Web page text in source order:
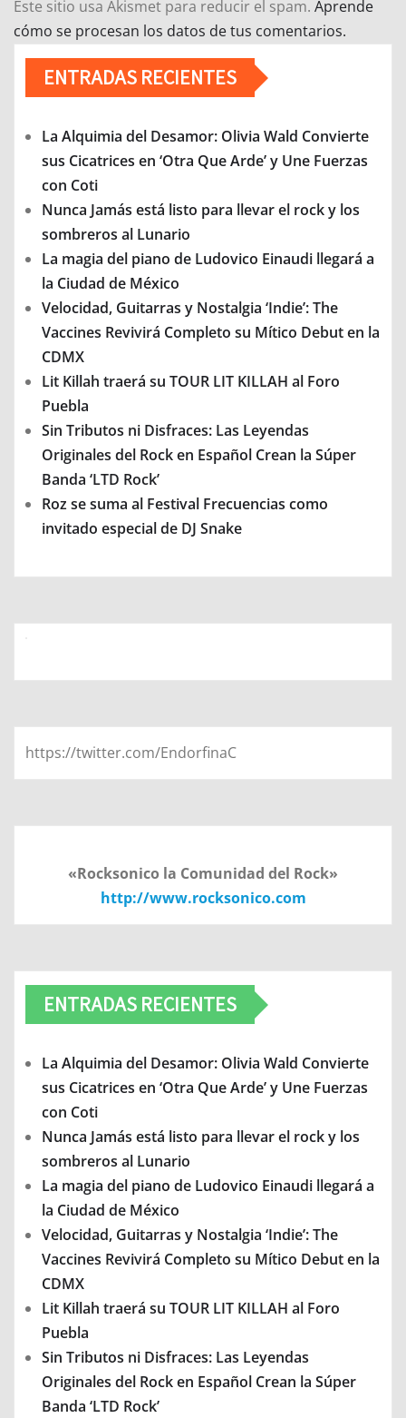
Este sitio usa Akismet para reducir el spam. Aprende
cómo se procesan los datos de tus comentarios.
ENTRADAS RECIENTES
La Alquimia del Desamor: Olivia Wald Convierte
sus Cicatrices en ‘Otra Que Arde’ y Une Fuerzas
con Coti
Nunca Jamás está listo para llevar el rock y los
sombreros al Lunario
La magia del piano de Ludovico Einaudi llegará a
la Ciudad de México
Velocidad, Guitarras y Nostalgia ‘Indie’: The
Vaccines Revivirá Completo su Mítico Debut en la
CDMX
Lit Killah traerá su TOUR LIT KILLAH al Foro
Puebla
Sin Tributos ni Disfraces: Las Leyendas
Originales del Rock en Español Crean la Súper
Banda ‘LTD Rock’
Roz se suma al Festival Frecuencias como
invitado especial de DJ Snake
https://twitter.com/EndorfinaC
«Rocksonico la Comunidad del Rock»
http://www.rocksonico.com
ENTRADAS RECIENTES
La Alquimia del Desamor: Olivia Wald Convierte
sus Cicatrices en ‘Otra Que Arde’ y Une Fuerzas
con Coti
Nunca Jamás está listo para llevar el rock y los
sombreros al Lunario
La magia del piano de Ludovico Einaudi llegará a
la Ciudad de México
Velocidad, Guitarras y Nostalgia ‘Indie’: The
Vaccines Revivirá Completo su Mítico Debut en la
CDMX
Lit Killah traerá su TOUR LIT KILLAH al Foro
Puebla
Sin Tributos ni Disfraces: Las Leyendas
Originales del Rock en Español Crean la Súper
Banda ‘LTD Rock’